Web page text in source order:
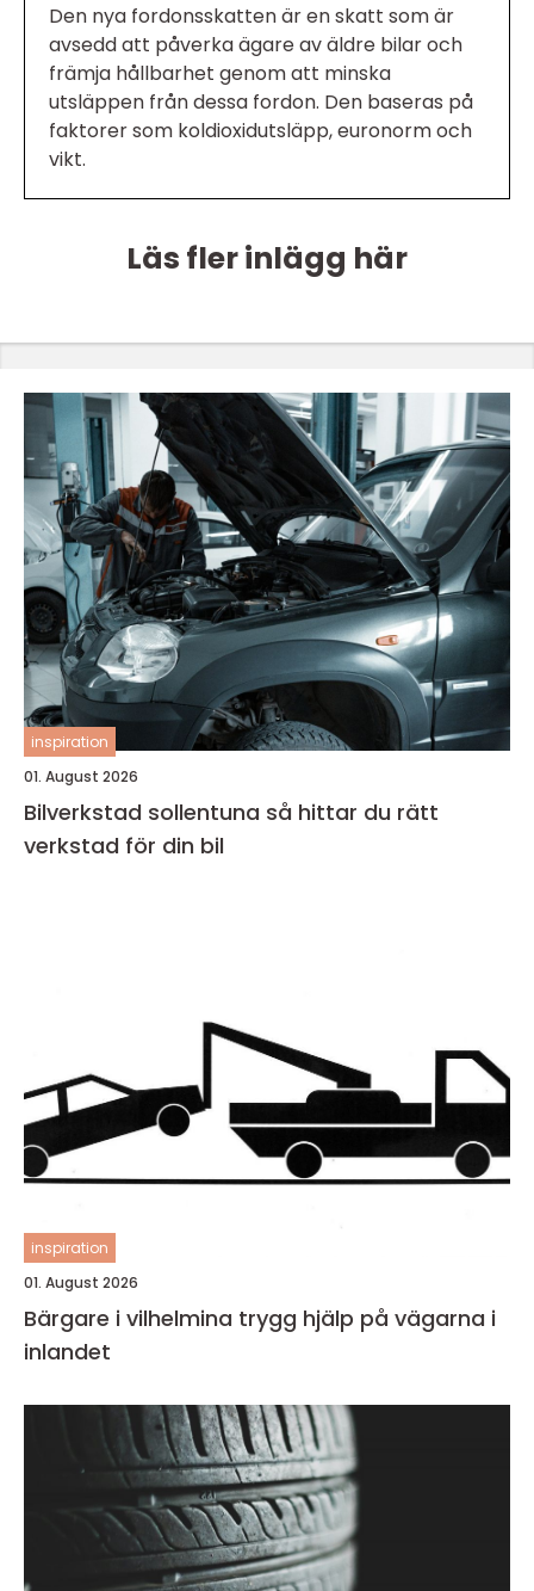
Den nya fordonsskatten är en skatt som är
avsedd att påverka ägare av äldre bilar och
främja hållbarhet genom att minska
utsläppen från dessa fordon. Den baseras på
faktorer som koldioxidutsläpp, euronorm och
vikt.
Läs fler inlägg här
inspiration
01. August 2026
Bilverkstad sollentuna så hittar du rätt
verkstad för din bil
inspiration
01. August 2026
Bärgare i vilhelmina trygg hjälp på vägarna i
inlandet